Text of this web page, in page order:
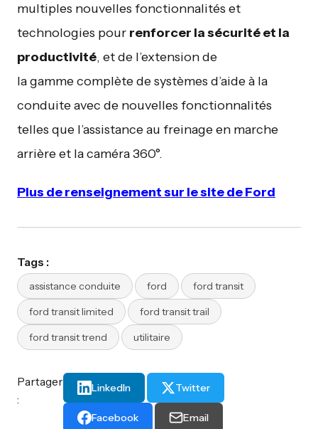
multiples nouvelles fonctionnalités et
technologies pour renforcer la sécurité et la
productivité, et de l’extension de
la gamme complète de systèmes d’aide à la
conduite avec de nouvelles fonctionnalités
telles que l’assistance au freinage en marche
arrière et la caméra 360°.
Plus de renseignement sur le site de Ford
Tags :
assistance conduite ford
ford transit
ford transit limited
ford transit trail
ford transit trend
utilitaire
Partager
:
LinkedIn Twitter
Facebook Email